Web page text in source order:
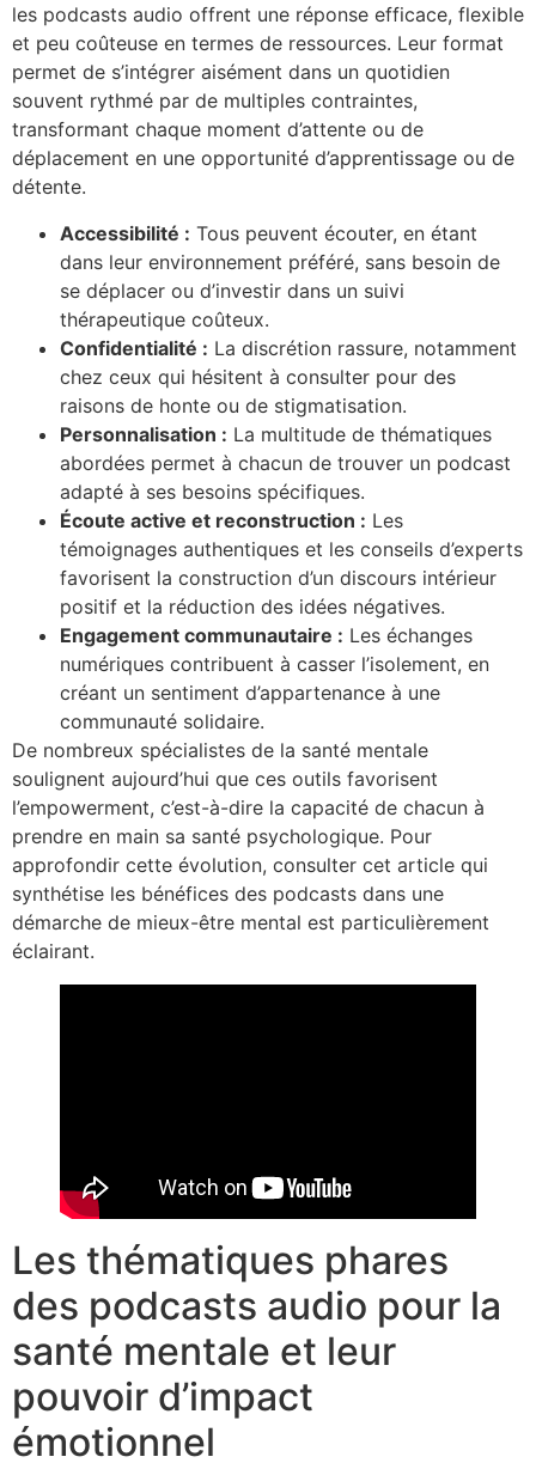
les podcasts audio offrent une réponse efficace, flexible
et peu coûteuse en termes de ressources. Leur format
permet de s’intégrer aisément dans un quotidien
souvent rythmé par de multiples contraintes,
transformant chaque moment d’attente ou de
déplacement en une opportunité d’apprentissage ou de
détente.
Accessibilité : Tous peuvent écouter, en étant
dans leur environnement préféré, sans besoin de
se déplacer ou d’investir dans un suivi
thérapeutique coûteux.
Confidentialité : La discrétion rassure, notamment
chez ceux qui hésitent à consulter pour des
raisons de honte ou de stigmatisation.
Personnalisation : La multitude de thématiques
abordées permet à chacun de trouver un podcast
adapté à ses besoins spécifiques.
Écoute active et reconstruction : Les
témoignages authentiques et les conseils d’experts
favorisent la construction d’un discours intérieur
positif et la réduction des idées négatives.
Engagement communautaire : Les échanges
numériques contribuent à casser l’isolement, en
créant un sentiment d’appartenance à une
communauté solidaire.
De nombreux spécialistes de la santé mentale
soulignent aujourd’hui que ces outils favorisent
l’empowerment, c’est-à-dire la capacité de chacun à
prendre en main sa santé psychologique. Pour
approfondir cette évolution, consulter cet article qui
synthétise les bénéfices des podcasts dans une
démarche de mieux-être mental est particulièrement
éclairant.
Les thématiques phares
des podcasts audio pour la
santé mentale et leur
pouvoir d’impact
émotionnel